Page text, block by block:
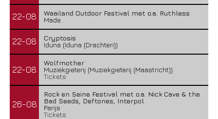
22-08
Waailand Outdoor Festival met o.a. Ruthless
Made
22-08
Cryptosis
Iduna (Iduna (Drachten))
22-08
Wolfmother
Muziekgieterij (Muziekgieterij (Maastricht))
Tickets
26-08
Rock en Seine Festival met o.a. Nick Cave & the
Bad Seeds, Deftones, Interpol
Parijs
Tickets